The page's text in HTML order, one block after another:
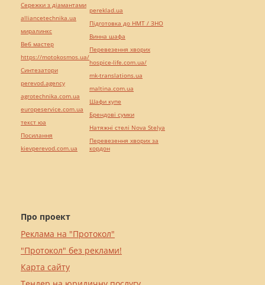
Про проект
Реклама на "Протокол"
"Протокол" без реклами!
Карта сайту
Сережки з діамантами
alliancetechnika.ua
миралинкс
Веб мастер
https://motokosmos.ua/
Синтезатори
perevod.agency
agrotechnika.com.ua
europeservice.com.ua
текст юа
Посилання
kievperevod.com.ua
pereklad.ua
Підготовка до НМТ / ЗНО
Винна шафа
Перевезення хворих
hospice-life.com.ua/
mk-translations.ua
maltina.com.ua
Шафи купе
Брендові сумки
Натяжні стелі Nova Stelya
Перевезення хворих за
кордон